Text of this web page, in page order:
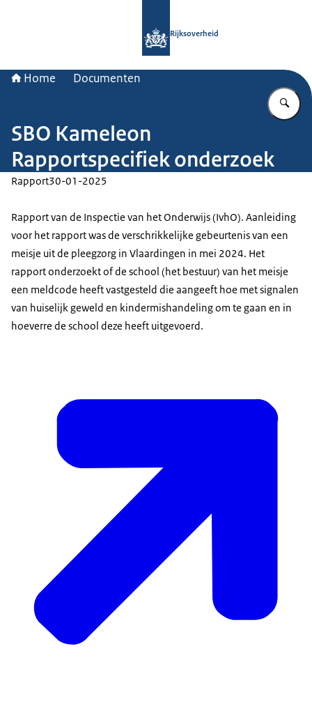
Rijksoverheid
Home Documenten
SBO Kameleon
Rapportspecifiek onderzoek
Rapport30-01-2025
Rapport van de Inspectie van het Onderwijs (IvhO). Aanleiding
voor het rapport was de verschrikkelijke gebeurtenis van een
meisje uit de pleegzorg in Vlaardingen in mei 2024. Het
rapport onderzoekt of de school (het bestuur) van het meisje
een meldcode heeft vastgesteld die aangeeft hoe met signalen
van huiselijk geweld en kindermishandeling om te gaan en in
hoeverre de school deze heeft uitgevoerd.